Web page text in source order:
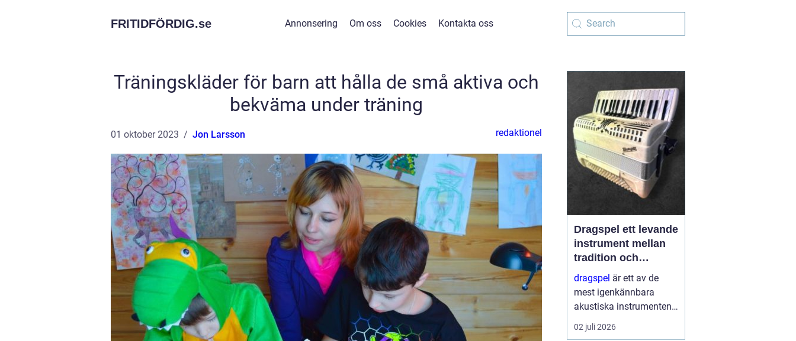
FRITIDFÖRDIG.se Annonsering Om oss Cookies Kontakta oss
Träningskläder för barn att hålla de små aktiva och
bekväma under träning
01 oktober 2023 Jon Larsson redaktionel
Dragspel ett levande
instrument mellan
tradition och
förnyelse
dragspel är ett av de
mest igenkännbara
akustiska instrumenten i
Norden. Med sin
kombination av
02 juli 2026